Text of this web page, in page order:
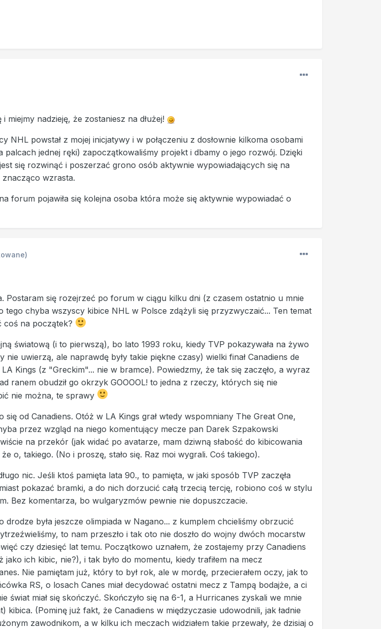
miejmy nadzieję, że zostaniesz na dłużej!
NHL powstał z mojej inicjatywy i w połączeniu z dosłownie kilkoma osobami
jednej ręki) zapoczątkowaliśmy projekt i dbamy o jego rozwój. Dzięki
się rozwinąć i poszerzać grono osób aktywnie wypowiadających się na
wzrasta.
forum pojawiła się kolejna osoba która może się aktywnie wypowiadać o
Postaram się rozejrzeć po forum w ciągu kilku dni (z czasem ostatnio u mnie
tego chyba wszyscy kibice NHL w Polsce zdążyli się przyzwyczaić... Ten temat
coś na początek?
światową (i to pierwszą), bo lato 1993 roku, kiedy TVP pokazywała na żywo
uwierzą, ale naprawdę były takie piękne czasy) wielki finał Canadiens de
Kings (z "Greckim"... nie w bramce). Powiedzmy, że tak się zaczęło, a wyraz
ranem obudził go okrzyk GOOOOL! to jedna z rzeczy, których się nie
nie można, te sprawy
się od Canadiens. Otóż w LA Kings grał wtedy wspomniany The Great One,
przez wzgląd na niego komentujący mecze pan Darek Szpakowski
na przekór (jak widać po avatarze, mam dziwną słabość do kibicowania
o, takiego. (No i proszę, stało się. Raz moi wygrali. Coś takiego).
nic. Jeśli ktoś pamięta lata 90., to pamięta, w jaki sposób TVP zaczęła
pokazać bramki, a do nich dorzucić całą trzecią tercję, robiono coś w stylu
Bez komentarza, bo wulgaryzmów pewnie nie dopuszczacie.
drodze była jeszcze olimpiada w Nagano... z kumplem chcieliśmy obrzucić
to nam przeszło i tak oto nie doszło do wojny dwóch mocarstw
czy dziesięć lat temu. Początkowo uznałem, że zostajemy przy Canadiens
jako ich kibic, nie?), i tak było do momentu, kiedy trafiłem na mecz
Nie pamiętam już, który to był rok, ale w mordę, przecierałem oczy, jak to
RS, o losach Canes miał decydować ostatni mecz z Tampą bodajże, a ci
świat miał się skończyć. Skończyło się na 6-1, a Hurricanes zyskali we mnie
kibica. (Pominę już fakt, że Canadiens w międzyczasie udowodnili, jak ładnie
zawodnikom, a w kilku ich meczach widziałem takie przewały, że dzisiaj o